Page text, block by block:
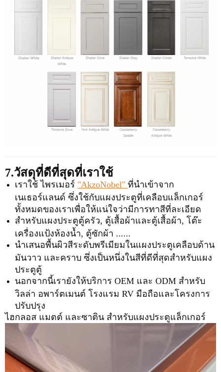
7.วัสดุที่ดีที่สุดที่เราใช้
เราใช้ ไพรเมอร์ "AkzoNobel" ที่นำเข้าจาก
เนเธอร์แลนด์ ซึ่งใช้กับแผงประตูที่เคลือบแล็กเกอร์
ทั้งหมดของเราเพื่อให้แน่ใจว่ามีการทาสีที่ละเอียด
สำหรับแผงประตูตู้ครัว, ตู้เสื้อผ้าและตู้เสื้อผ้า, โต๊ะ
เครื่องแป้งห้องน้ำ, ตู้ซักผ้า ......
นำเสนอพื้นผิวสีระดับพรีเมียมในแผงประตูเคลือบด้าน
มันวาว และคราบ ซึ่งเป็นหนึ่งในสีที่ดีที่สุดสำหรับแผง
ประตูตู้
นอกจากนี้เรายังให้บริการ OEM และ ODM สำหรับ
วิลล่า อพาร์ตเมนต์ โรงแรม RV มือถือและโครงการ
ปรับปรุง
ไฮกลอส แมตต์ และซาติน สำหรับแผงประตูแล็กเกอร์